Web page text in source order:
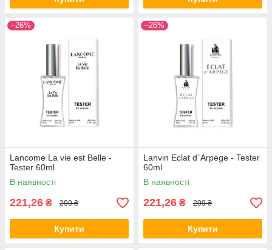
–26%
Lancome La vie est Belle -
Tester 60ml
В наявності
221,26 ₴ 299 ₴
Купити
–26%
Lanvin Eclat d`Arpege - Tester
60ml
В наявності
221,26 ₴ 299 ₴
Купити